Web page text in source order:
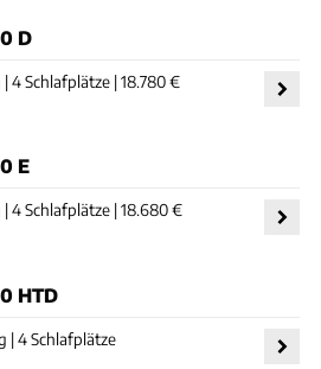
D
4 Schlafplätze | 18.780 €
E
| 4 Schlafplätze | 18.680 €
HTD
| 4 Schlafplätze